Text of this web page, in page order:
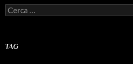
Ricerca
per:
TAG